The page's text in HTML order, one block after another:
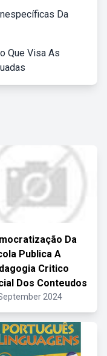
Da
Que Visa As
Da
Publica A
Critico
Dos Conteudos
2024